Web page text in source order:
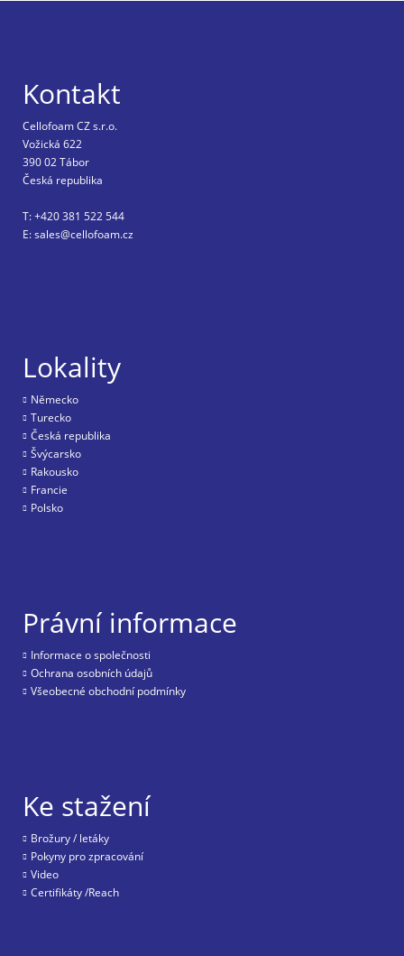
Kontakt
Cellofoam CZ s.r.o.
Vožická 622
390 02 Tábor
Česká republika
T: +420 381 522 544
E: sales@cellofoam.cz
Lokality
Nĕmecko
Turecko
Česká republika
Švýcarsko
Rakousko
Francie
Polsko
Právní informace
Informace o společnosti
Ochrana osobních údajů
Všeobecné obchodní podmínky
Ke stažení
Brožury / letáky
Pokyny pro zpracování
Video
Certifikáty /Reach